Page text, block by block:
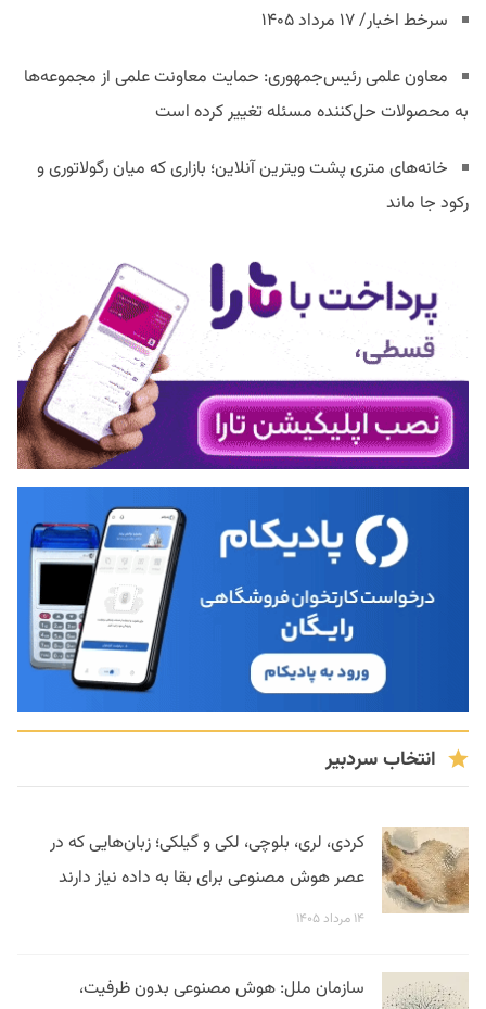
سرخط اخبار/ ۱۷ مرداد ۱۴۰۵
معاون علمی رئیس‌جمهوری: حمایت معاونت علمی از مجموعه‌ها
به محصولات حل‌کننده مسئله تغییر کرده است
خانه‌های متری پشت ویترین آنلاین؛ بازاری که میان رگولاتوری و
رکود جا ماند
انتخاب سردبیر
کردی، لری، بلوچی، لکی و گیلکی؛ زبان‌هایی که در
عصر هوش مصنوعی برای بقا به داده نیاز دارند
۱۴ مرداد ۱۴۰۵
سازمان ملل: هوش مصنوعی بدون ظرفیت،